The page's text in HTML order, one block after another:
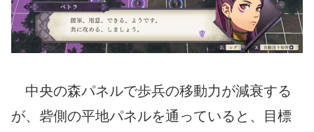
中央の森パネルで歩兵の移動力が減衰する
が、砦側の平地パネルを通っていると、目標